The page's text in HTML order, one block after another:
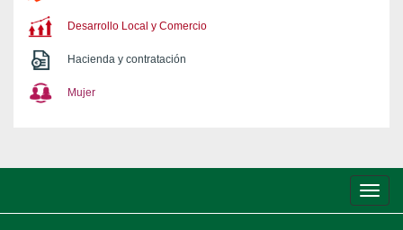
Desarrollo Local y Comercio
Hacienda y contratación
Mujer
de